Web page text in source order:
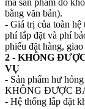
mà sản phẩm đó
bằng văn bản).
- Giá trị của toàn
phí lắp đặt và phí
phiếu đặt hàng,
2 - KHÔNG
VỤ
- Sản phẩm hư
KHÔNG ĐƯỢC
- Hệ thống lắp đặt